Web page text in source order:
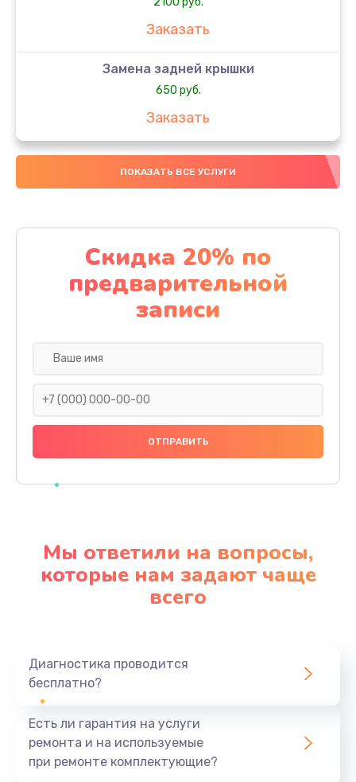
Заказать
Замена задней крышки
650 руб.
Заказать
Замена аккумулятора
4000 руб.
Замена материнской платы
1100 руб.
Заказать
Замена праймера
1000 руб.
Заказать
Профилактическая чистка
Заказать
ПОКАЗАТЬ ВСЕ УСЛУГИ
Скидка 20% по
предварительной
записи
Мы ответили на вопросы,
которые нам задают чаще
всего
Диагностика проводится
бесплатно?
Есть ли гарантия на услуги
ремонта и на используемые
при ремонте комплектующие?